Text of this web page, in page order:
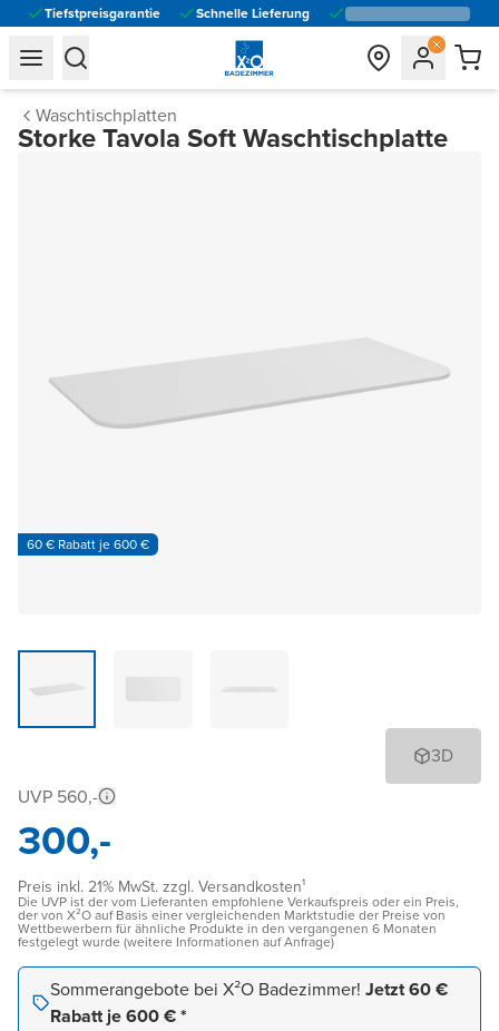
Tiefstpreisgarantie Schnelle Lieferung
general.navigation.toggle_menu.label
general.navigation.toggle_menu.label
Waschtischplatten
Storke Tavola Soft Waschtischplatte
60 € Rabatt je 600 €
3D
UVP 560,-
300,-
Preis inkl. 21% MwSt. zzgl. Versandkosten¹
Die UVP ist der vom Lieferanten empfohlene Verkaufspreis oder ein Preis,
der von X²O auf Basis einer vergleichenden Marktstudie der Preise von
Wettbewerbern für ähnliche Produkte in den vergangenen 6 Monaten
festgelegt wurde (weitere Informationen auf Anfrage)
Sommerangebote bei X²O Badezimmer! Jetzt 60 €
Rabatt je 600 € *